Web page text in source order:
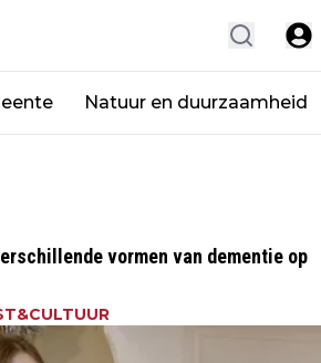
Natuur en duurzaamheid
vormen van dementie op